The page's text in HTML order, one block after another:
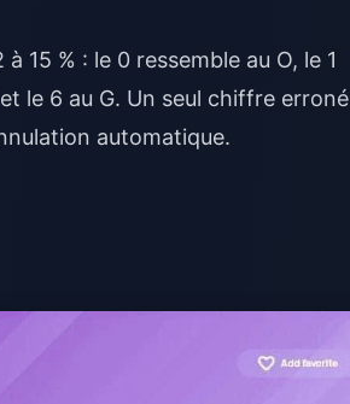
15 % : le 0 ressemble au O, le 1
le 6 au G. Un seul chiffre erroné
automatique.